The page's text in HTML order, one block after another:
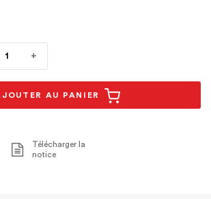
AU PANIER
Télécharger la
notice